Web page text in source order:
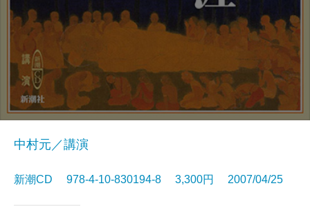
中村元／講演
新潮CD 978-4-10-830194-8 3,300円 2007/04/25